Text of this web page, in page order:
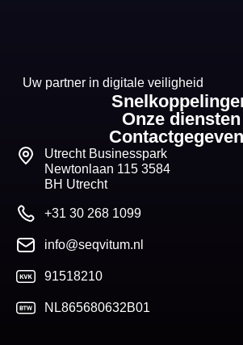
Uw partner in digitale veiligheid
Onze diensten
Utrecht Businesspark
Newtonlaan 115 3584
BH Utrecht
+31 30 268 1099
info@seqvitum.nl
91518210
NL865680632B01